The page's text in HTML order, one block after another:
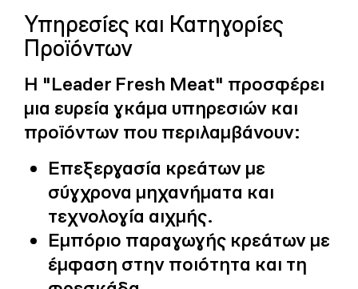
Υπηρεσίες και Κατηγορίες
Προϊόντων
Η "Leader Fresh Meat" προσφέρει
μια ευρεία γκάμα υπηρεσιών και
προϊόντων που περιλαμβάνουν:
Επεξεργασία κρεάτων με
σύγχρονα μηχανήματα και
τεχνολογία αιχμής.
Εμπόριο παραγωγής κρεάτων με
έμφαση στην ποιότητα και τη